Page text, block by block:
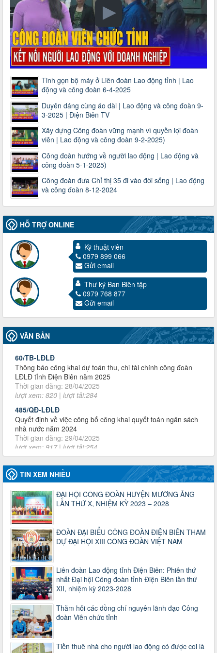
Tinh gọn bộ máy ở Liên đoàn Lao động tỉnh | Lao
động và công đoàn 6-4-2025
Duyên dáng cùng áo dài | Lao động và công đoàn 9-
3-2025 | Điện Biên TV
Xây dựng Công đoàn vững mạnh vì quyền lợi đoàn
viên | Lao động và công đoàn 9-2-2025)
Công đoàn hướng về người lao động | Lao động và
công đoàn 5-1-2025)
Công đoàn đưa Chỉ thị 35 đi vào đời sống | Lao động
và công đoàn 8-12-2024
HỖ TRỢ ONLINE
Kỹ thuật viên
0979 899 066
Gửi email
Thư ký Ban Biên tập
0979 768 877
Gửi email
VĂN BẢN
3716/TLD-TC
Công văn hướng dẫn công tác quả lý tài chính, tài sản công
đoàn khi đơn vị sát nhập, chấm dứt hoạt động
Thời gian đăng: 13/04/2025
lượt xem: 2004 | lượt tải:719
60/TB-LĐLĐ
Thông báo công khai dự toán thu, chi tài chính công đoàn
Thời gian đăng: 28/04/2025
lượt xem: 820 | lượt tải:284
485/QĐ-LĐLĐ
Quyết định về việc công bố công khai quyết toán ngân sách
Thời gian đăng: 29/04/2025
lượt xem: 917 | lượt tải:254
2930/TLĐ-TC
Công văn số 2930/TLĐ-TC, ngày 31/12/2024 của Tổng
LĐLĐ Việt Nam về việc quy định tỷ lệ phân phối tự động
KPCĐ 2% qua tài khoản Công đoàn Việt Nam về các cấp
Công đoàn năm 2025
Thời gian đăng: 06/01/2025
lượt xem: 1067 | lượt tải:437
47-TTCĐ/BTGTU
Thông tin chuyên đề: Một số nôi dung về sắp xếp tổ chức bộ
máy của hệ thống chính trị tinh gọn, hoạt động hiệu lực, hiệu
quả
Thời gian đăng: 25/12/2024
lượt xem: 1224 | lượt tải:339
37/HD-TLĐ
Hướng dẫn Công đoàn với việc tổ chức và hoạt động của
Ban Thanh tra Nhân dân
Thời gian đăng: 27/12/2024
lượt xem: 4949 | lượt tải:1352
35/HD-TLĐ
Hướng dẫn thực hiện một số nội dung chi liên quan đến
công tác kiểm tra, giám sát tại Công đoàn cơ sở
Thời gian đăng: 27/12/2024
TIN XEM NHIỀU
ĐẠI HỘI CÔNG ĐOÀN HUYỆN MƯỜNG ẢNG
LẦN THỨ X, NHIỆM KỲ 2023 – 2028
ĐOÀN ĐẠI BIỂU CÔNG ĐOÀN ĐIỆN BIÊN THAM
DỰ ĐẠI HỘI XIII CÔNG ĐOÀN VIỆT NAM
Liên đoàn Lao động tỉnh Điện Biên: Phiên thứ
nhất Đại hội Công đoàn tỉnh Điện Biên lần thứ
XII, nhiệm kỳ 2023-2028
Thăm hỏi các đồng chí nguyên lãnh đạo Công
đoàn Viên chức tỉnh
Tiền thuê nhà cho người lao động có được coi là